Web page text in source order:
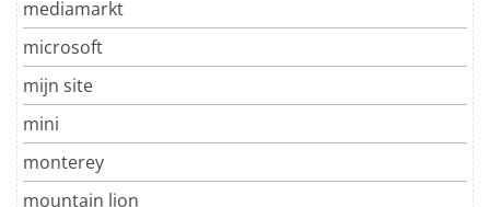
mediamarkt
microsoft
mijn site
mini
monterey
mountain lion